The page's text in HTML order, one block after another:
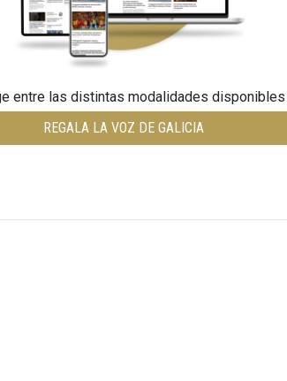
entre las distintas modalidades disponibles
REGALA LA VOZ DE GALICIA